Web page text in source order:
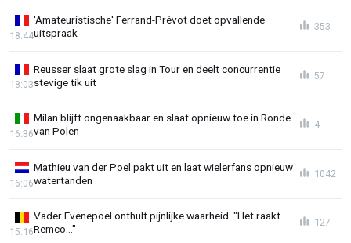
'Amateuristische' Ferrand-Prévot doet opvallende
uitspraak
18:44
353
Reusser slaat grote slag in Tour en deelt concurrentie
stevige tik uit
18:03
57
Milan blijft ongenaakbaar en slaat opnieuw toe in Ronde
van Polen
16:36
4
Mathieu van der Poel pakt uit en laat wielerfans opnieuw
watertanden
16:06
1042
Vader Evenepoel onthult pijnlijke waarheid: "Het raakt
Remco..."
15:16
127